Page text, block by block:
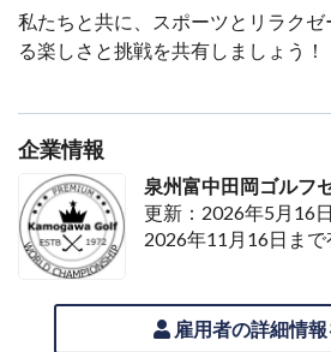
私たちと共に、スポーツとリラク
る楽しさと挑戦を共有しましょう！
企業情報
泉州富中田岡ゴルフ
更新：2026年5月16日
2026年11月16日まで
雇用者の詳細情報